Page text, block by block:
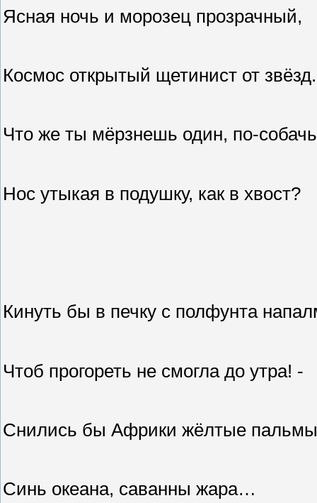
Ясная ночь и морозец прозрачный,
Космос открытый щетинист от
Что же ты мёрзнешь один, по-
Нос утыкая в подушку, как в хвост?
Кинуть бы в печку с полфунта
Чтоб прогореть не смогла до утра! -
Снились бы Африки жёлтые
Синь океана, саванны жара…